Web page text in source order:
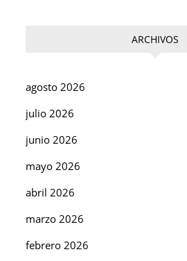
ARCHIVOS
agosto 2026
julio 2026
junio 2026
mayo 2026
abril 2026
marzo 2026
febrero 2026